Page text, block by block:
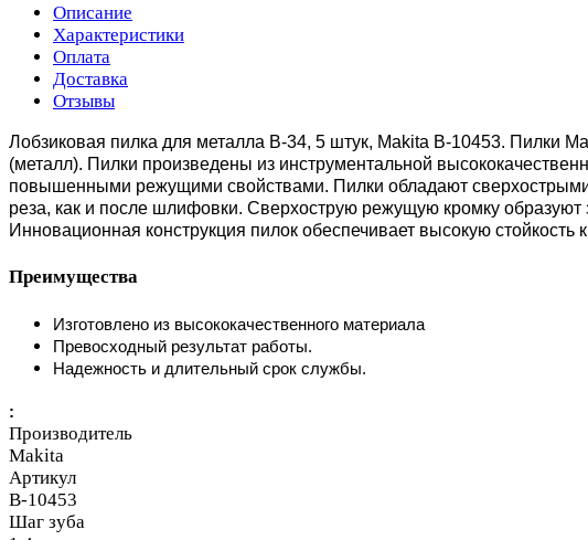
Описание
Характеристики
Оплата
Доставка
Отзывы
Лобзиковая пилка для металла В-34, 5 штук, Makita B-10453. Пилки
(металл). Пилки произведены из инструментальной
повышенными режущими свойствами. Пилки обладают сверхострыми
реза, как и после шлифовки. Сверхострую режущую кромку
Инновационная конструкция пилок обеспечивает высокую
Преимущества
Изготовлено из высококачественного материала
Превосходный результат работы.
Надежность и длительный срок службы.
:
Производитель
Makita
Артикул
B-10453
Шаг зуба